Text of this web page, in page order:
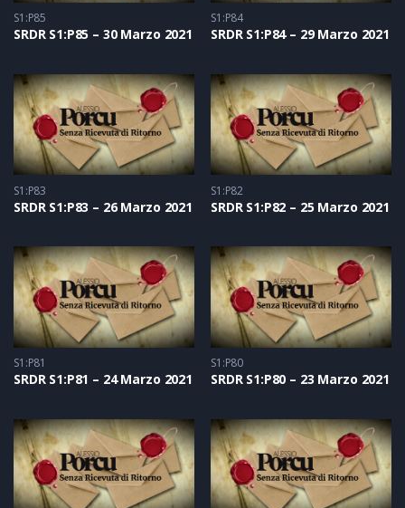
S1:P85
SRDR S1:P85 – 30 Marzo 2021
S1:P84
SRDR S1:P84 – 29 Marzo 2021
S1:P83
SRDR S1:P83 – 26 Marzo 2021
S1:P82
SRDR S1:P82 – 25 Marzo 2021
S1:P81
SRDR S1:P81 – 24 Marzo 2021
S1:P80
SRDR S1:P80 – 23 Marzo 2021